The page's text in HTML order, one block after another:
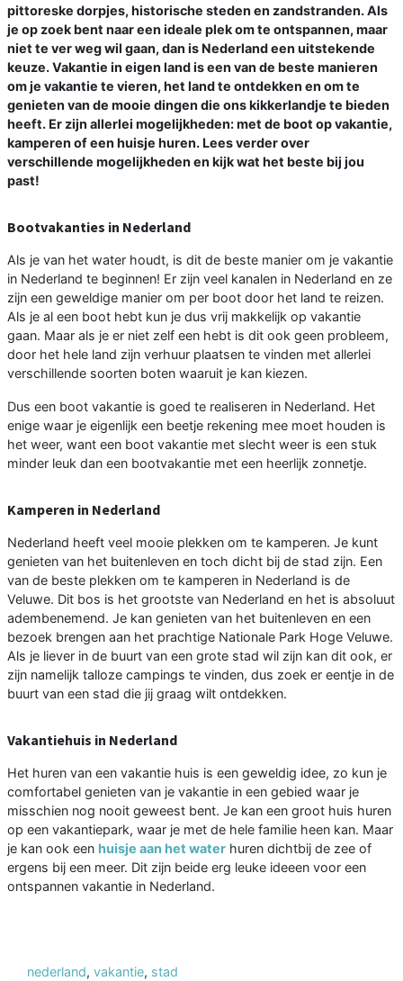
pittoreske dorpjes, historische steden en zandstranden. Als
je op zoek bent naar een ideale plek om te ontspannen, maar
niet te ver weg wil gaan, dan is Nederland een uitstekende
keuze. Vakantie in eigen land is een van de beste manieren
om je vakantie te vieren, het land te ontdekken en om te
genieten van de mooie dingen die ons kikkerlandje te bieden
heeft. Er zijn allerlei mogelijkheden: met de boot op vakantie,
kamperen of een huisje huren. Lees verder over
verschillende mogelijkheden en kijk wat het beste bij jou
past!
Bootvakanties in Nederland
Als je van het water houdt, is dit de beste manier om je vakantie
in Nederland te beginnen! Er zijn veel kanalen in Nederland en ze
zijn een geweldige manier om per boot door het land te reizen.
Als je al een boot hebt kun je dus vrij makkelijk op vakantie
gaan. Maar als je er niet zelf een hebt is dit ook geen probleem,
door het hele land zijn verhuur plaatsen te vinden met allerlei
verschillende soorten boten waaruit je kan kiezen.
Dus een boot vakantie is goed te realiseren in Nederland. Het
enige waar je eigenlijk een beetje rekening mee moet houden is
het weer, want een boot vakantie met slecht weer is een stuk
minder leuk dan een bootvakantie met een heerlijk zonnetje.
Kamperen in Nederland
Nederland heeft veel mooie plekken om te kamperen. Je kunt
genieten van het buitenleven en toch dicht bij de stad zijn. Een
van de beste plekken om te kamperen in Nederland is de
Veluwe. Dit bos is het grootste van Nederland en het is absoluut
adembenemend. Je kan genieten van het buitenleven en een
bezoek brengen aan het prachtige Nationale Park Hoge Veluwe.
Als je liever in de buurt van een grote stad wil zijn kan dit ook, er
zijn namelijk talloze campings te vinden, dus zoek er eentje in de
buurt van een stad die jij graag wilt ontdekken.
Vakantiehuis in Nederland
Het huren van een vakantie huis is een geweldig idee, zo kun je
comfortabel genieten van je vakantie in een gebied waar je
misschien nog nooit geweest bent. Je kan een groot huis huren
op een vakantiepark, waar je met de hele familie heen kan. Maar
je kan ook een huisje aan het water huren dichtbij de zee of
ergens bij een meer. Dit zijn beide erg leuke ideeen voor een
ontspannen vakantie in Nederland.
nederland, vakantie, stad